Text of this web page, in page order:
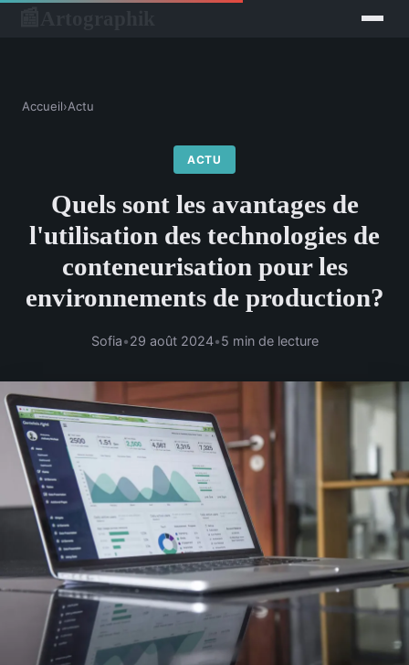
Accueil›Actu
ACTU
Quels sont les avantages de
l'utilisation des technologies de
conteneurisation pour les
environnements de production?
Sofia•29 août 2024•5 min de lecture